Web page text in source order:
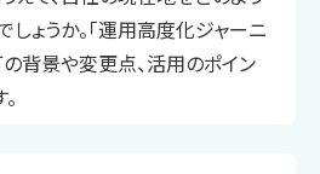
ょうか。「運用高度化ジャーニ
背景や変更点、活用のポイン